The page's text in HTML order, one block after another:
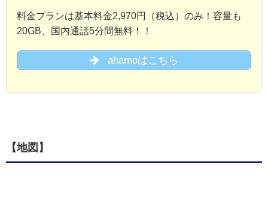
料金プランは基本料金2,970円（税込）のみ！容量も
20GB、国内通話5分間無料！！
ahamoはこちら
【地図】